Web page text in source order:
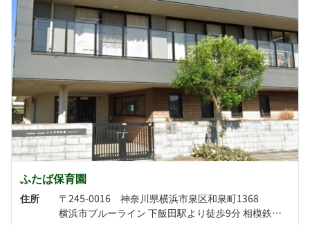
ふたば保育園
住所
〒245-0016 神奈川県横浜市泉区和泉町1368
横浜市ブルーライン 下飯田駅より徒歩9分 相模鉄道いずみ野線 ゆめが丘駅より徒歩11分